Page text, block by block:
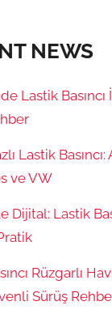
NEWS
Lastik Basıncı
Lastik
ve VW
Dijital: Lastik
Rüzgarlı
Sürüş